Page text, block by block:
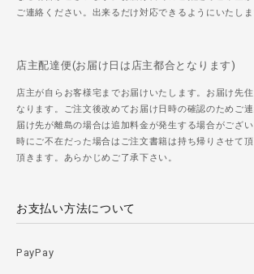
ご連絡ください。出来るだけ対応できるようにいたしま
店主配達便(お届け日は店主都合となります)
店主が自らお客様宅までお届けいたします。お届け先
なります。ご注文後改めてお届け日時の確認のためご
届け先が離島の場合は追加料金が発生する場合がござ
時にご不在だった場合はご注文書籍は持ち帰りさせて
頂きます。あらかじめご了承下さい。
お支払い方法について
PayPay